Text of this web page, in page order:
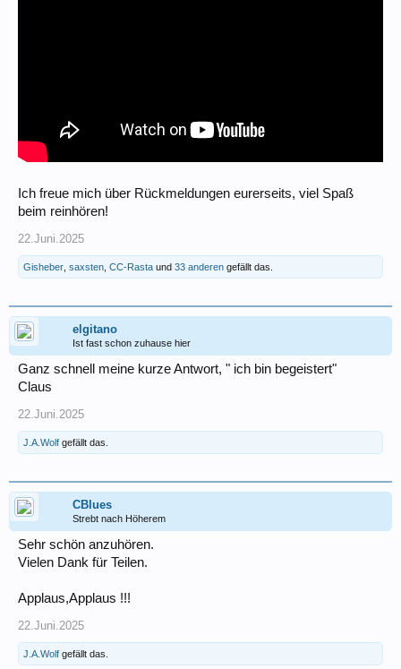
Ich freue mich über Rückmeldungen eurerseits, viel Spaß
beim reinhören!
22.Juni.2025
Gisheber saxsten CC-Rasta und 33 anderen gefällt das.
elgitano
Ist fast schon zuhause hier
Ganz schnell meine kurze Antwort, " ich bin begeistert"
Claus
22.Juni.2025
J.A.Wolf gefällt das.
CBlues
Strebt nach Höherem
Sehr schön anzuhören.
Vielen Dank für Teilen.
Applaus,Applaus !!!
22.Juni.2025
J.A.Wolf gefällt das.